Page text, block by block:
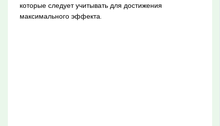
которые следует учитывать для достижения
максимального эффекта.